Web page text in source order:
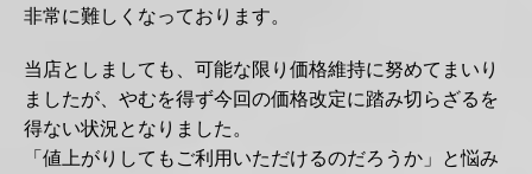
非常に難しくなっております。
当店としましても、可能な限り価格維持に努めてまいり
ましたが、やむを得ず今回の価格改定に踏み切らざるを
得ない状況となりました。
「値上がりしてもご利用いただけるのだろうか」と悩み